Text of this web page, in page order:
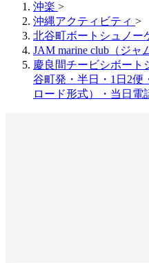
沖楽 >
沖縄アクティビティ >
北谷町ボートシュノー
JAM marine club（ジャ
慶良間チービシボート
谷町発・半日・1日2便
ロード形式）・当日電